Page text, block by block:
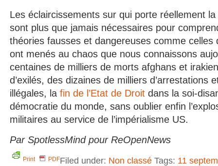
Les éclaircissements sur qui porte réellement
sont plus que jamais nécessaires pour
théories fausses et dangereuses comme celles
ont menés au chaos que nous connaissons
centaines de milliers de morts afghans et
d’exilés, des dizaines de milliers d’arrestations
illégales, la fin de l’Etat de Droit dans la soi-
démocratie du monde, sans oublier enfin
militaires au service de l’impérialisme US.
Par SpotlessMind pour ReOpenNews
Print PDFFiled under: Non classé Tags: 11